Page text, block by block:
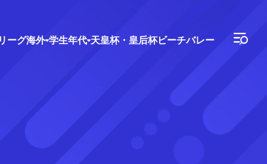
ーグ海外 学生年代 天皇杯・皇后杯ビーチバレー